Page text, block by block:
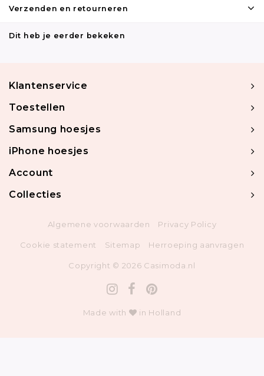
Verzenden en retourneren
Dit heb je eerder bekeken
Klantenservice
Toestellen
Samsung hoesjes
iPhone hoesjes
Account
Collecties
Algemene voorwaarden Privacy Policy
Cookie statement Sitemap Herroeping aanvragen
Copyright © 2026 Casimoda.nl
Made with in Holland